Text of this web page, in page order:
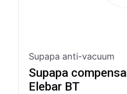
Supapa anti-vacuum
Supapa
Elebar BT